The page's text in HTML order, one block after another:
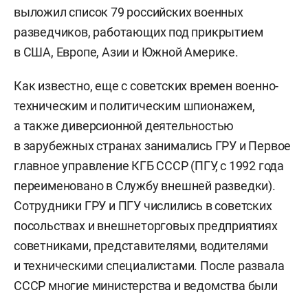
выложил список 79 российских военных
разведчиков, работающих под прикрытием
в США, Европе, Азии и Южной Америке.
Как известно, еще с советских времен военно-
техническим и политическим шпионажем,
а также диверсионной деятельностью
в зарубежных странах занимались ГРУ и Первое
главное управление КГБ СССР (ПГУ, с 1992 года
переименовано в Службу внешней разведки).
Сотрудники ГРУ и ПГУ числились в советских
посольствах и внешнеторговых предприятиях
советниками, представителями, водителями
и техническими специалистами. После развала
СССР многие министерства и ведомства были